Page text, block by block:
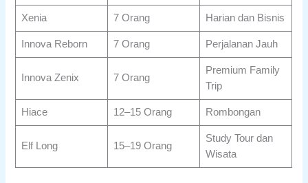
Xenia 7 Orang Harian dan Bisnis
Innova Reborn 7 Orang Perjalanan Jauh
Innova Zenix 7 Orang
Premium Family
Trip
Hiace 12–15 Orang Rombongan
Elf Long 15–19 Orang
Study Tour dan
Wisata